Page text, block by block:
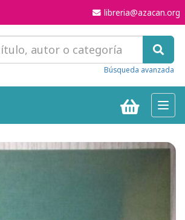
libreria@azacan.org
Búsqueda avanzada